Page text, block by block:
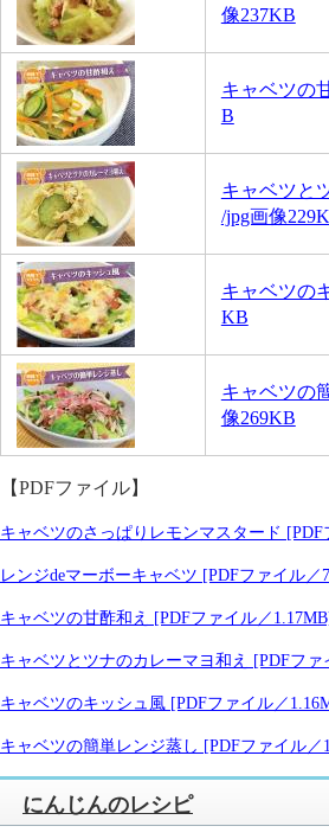
像237KB
キャベツの
B
キャベツと
/jpg画像
キャベツの
KB
キャベツの
像269KB
【PDFファイル】
キャベツのさっぱりレモンマスタード [PDF
レンジdeマーボーキャベツ [PDFファイル／
キャベツの甘酢和え [PDFファイル／
キャベツとツナのカレーマヨ和え [PDFファ
キャベツのキッシュ風 [PDFファイル／
キャベツの簡単レンジ蒸し [PDFファイル／
にんじんのレシピ